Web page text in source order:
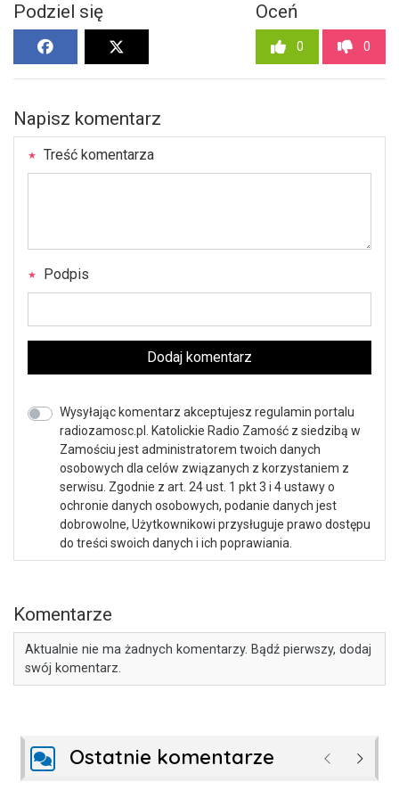
Podziel się Oceń
0 0
Napisz komentarz
Treść komentarza
Podpis
Dodaj komentarz
Wysyłając komentarz akceptujesz regulamin portalu
radiozamosc.pl. Katolickie Radio Zamość z siedzibą w
Zamościu jest administratorem twoich danych
osobowych dla celów związanych z korzystaniem z
serwisu. Zgodnie z art. 24 ust. 1 pkt 3 i 4 ustawy o
ochronie danych osobowych, podanie danych jest
dobrowolne, Użytkownikowi przysługuje prawo dostępu
do treści swoich danych i ich poprawiania.
Komentarze
Aktualnie nie ma żadnych komentarzy. Bądź pierwszy, dodaj
swój komentarz.
Ostatnie komentarze Poprzednie